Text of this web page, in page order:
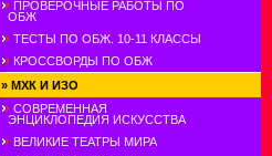
ПРОВЕРОЧНЫЕ РАБОТЫ ПО
ОБЖ
ТЕСТЫ ПО ОБЖ. 10-11 КЛАССЫ
КРОССВОРДЫ ПО ОБЖ
» МХК И ИЗО
СОВРЕМЕННАЯ
ЭНЦИКЛОПЕДИЯ ИСКУССТВА
ВЕЛИКИЕ ТЕАТРЫ МИРА